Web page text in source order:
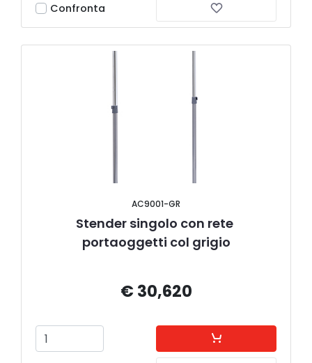
Confronta
AC9001-GR
Stender singolo con rete
portaoggetti col grigio
€ 30,620